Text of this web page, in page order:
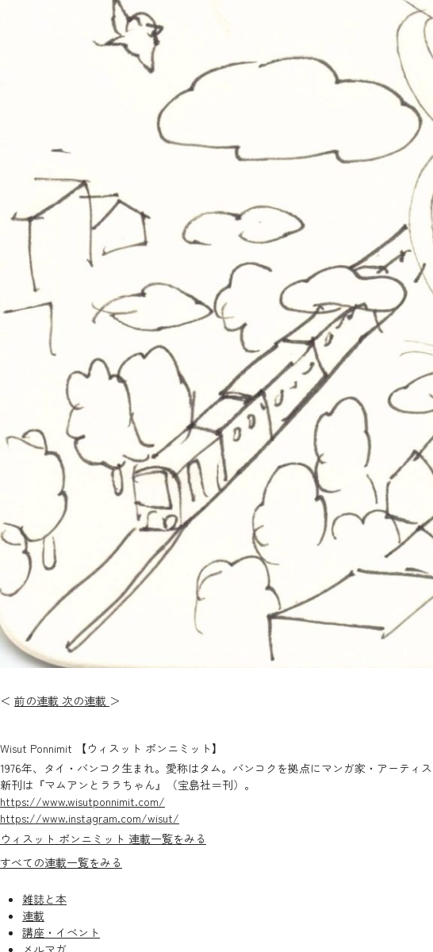
＜ 前の連載 次の連載 ＞
Wisut Ponnimit 【ウィスット ポンニミット】
1976年、タイ・バンコク生まれ。愛称はタム。バンコクを拠点にマンガ家・アーテ
新刊は『マムアンとララちゃん』（宝島社＝刊）。
https://www.wisutponnimit.com/
https://www.instagram.com/wisut/
ウィスット ポンニミット 連載一覧をみる
すべての連載一覧をみる
雑誌と本
連載
講座・イベント
メルマガ